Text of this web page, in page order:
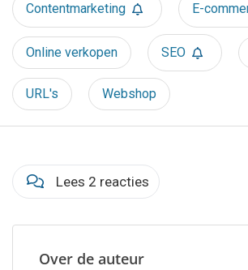
Contentmarketing E-
Online verkopen SEO
URL's Webshop
Lees 2 reacties
Over de auteur